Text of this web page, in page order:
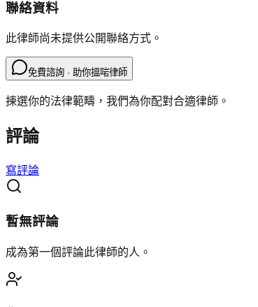
聯絡資料
此律師尚未提供公開聯絡方式。
免費諮詢 · 助你搵啱律師
揀選你的法律範疇，我們為你配對合適律師。
評論
寫評論
暫無評論
成為第一個評論此律師的人。